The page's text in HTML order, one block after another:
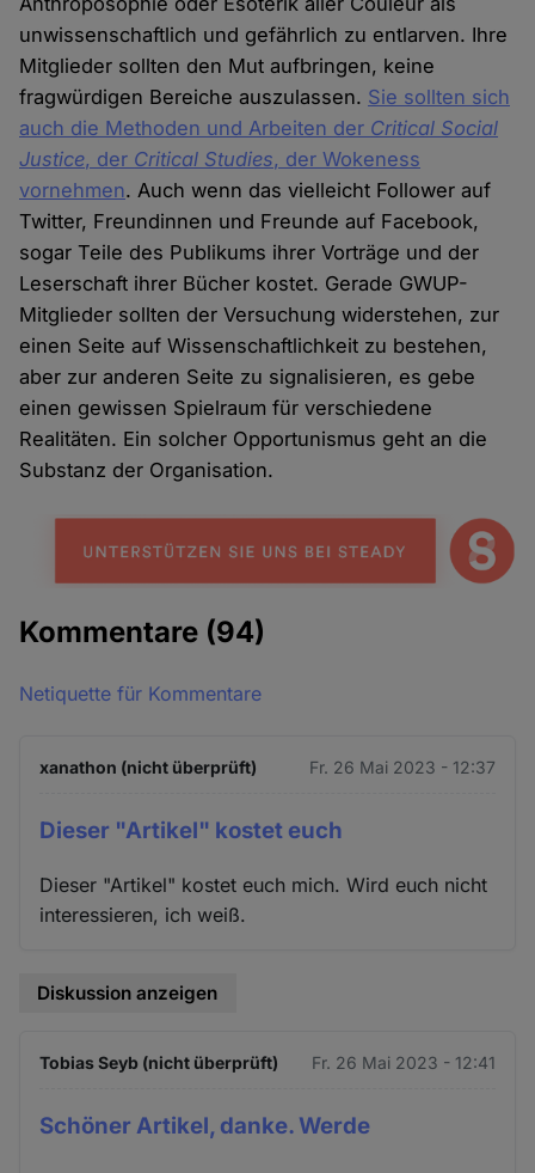
unwissenschaftlich und gefährlich zu entlarven. Ihre
Mitglieder sollten den Mut aufbringen, keine
fragwürdigen Bereiche auszulassen. Sie sollten sich
auch die Methoden und Arbeiten der Critical Social
Justice, der Critical Studies, der Wokeness
vornehmen. Auch wenn das vielleicht Follower auf
Twitter, Freundinnen und Freunde auf Facebook,
sogar Teile des Publikums ihrer Vorträge und der
Leserschaft ihrer Bücher kostet. Gerade GWUP-
Mitglieder sollten der Versuchung widerstehen, zur
einen Seite auf Wissenschaftlichkeit zu bestehen,
aber zur anderen Seite zu signalisieren, es gebe
einen gewissen Spielraum für verschiedene
Realitäten. Ein solcher Opportunismus geht an die
Substanz der Organisation.
Kommentare (94)
Netiquette für Kommentare
xanathon (nicht überprüft) Fr. 26 Mai 2023 - 12:37
Dieser "Artikel" kostet euch
Dieser "Artikel" kostet euch mich. Wird euch nicht
interessieren, ich weiß.
Diskussion anzeigen
Tobias Seyb (nicht überprüft) Fr. 26 Mai 2023 - 12:41
Schöner Artikel, danke. Werde